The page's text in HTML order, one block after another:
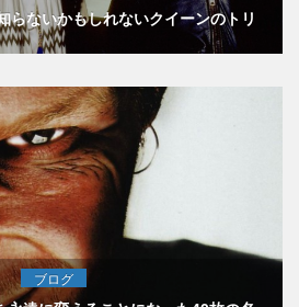
らないかもしれないクイーンのトリ
ブログ